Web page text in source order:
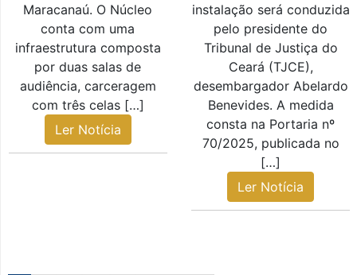
Maracanaú. O Núcleo
conta com uma
infraestrutura composta
por duas salas de
audiência, carceragem
com três celas […]
Ler Notícia
instalação será conduzida
pelo presidente do
Tribunal de Justiça do
Ceará (TJCE),
desembargador Abelardo
Benevides. A medida
consta na Portaria nº
70/2025, publicada no
[…]
Ler Notícia